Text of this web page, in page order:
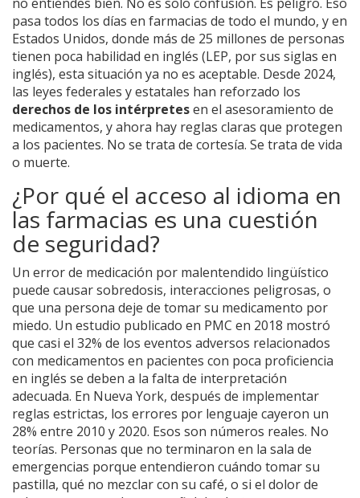
pasa todos los días en farmacias de todo el mundo, y en
Estados Unidos, donde más de 25 millones de personas
tienen poca habilidad en inglés (LEP, por sus siglas en
inglés), esta situación ya no es aceptable. Desde 2024,
las leyes federales y estatales han reforzado los
derechos de los intérpretesen el asesoramiento de
medicamentos, y ahora hay reglas claras que protegen
a los pacientes. No se trata de cortesía. Se trata de vida
o muerte.
¿Por qué el acceso al idioma en
las farmacias es una cuestión
de seguridad?
Un error de medicación por malentendido lingüístico
puede causar sobredosis, interacciones peligrosas, o
que una persona deje de tomar su medicamento por
miedo. Un estudio publicado en PMC en 2018 mostró
que casi el 32% de los eventos adversos relacionados
con medicamentos en pacientes con poca proficiencia
en inglés se deben a la falta de interpretación
adecuada. En Nueva York, después de implementar
reglas estrictas, los errores por lenguaje cayeron un
28% entre 2010 y 2020. Esos son números reales. No
teorías. Personas que no terminaron en la sala de
emergencias porque entendieron cuándo tomar su
pastilla, qué no mezclar con su café, o si el dolor de